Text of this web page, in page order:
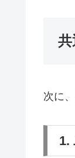
次に
1.